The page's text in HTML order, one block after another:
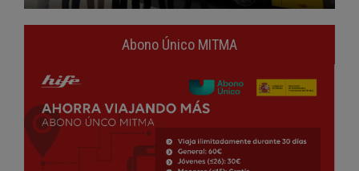
Abono Único MITMA